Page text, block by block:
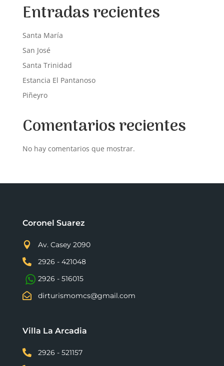
Entradas recientes
Santa María
San José
Santa Trinidad
Estancia El Pantanoso
Piñeyro
Comentarios recientes
No hay comentarios que mostrar.
Coronel Suarez

Av. Casey 2090

2926 - 421048
2926 - 516015

dirturismomcs@gmail.com
Villa La Arcadia

2926 - 521157